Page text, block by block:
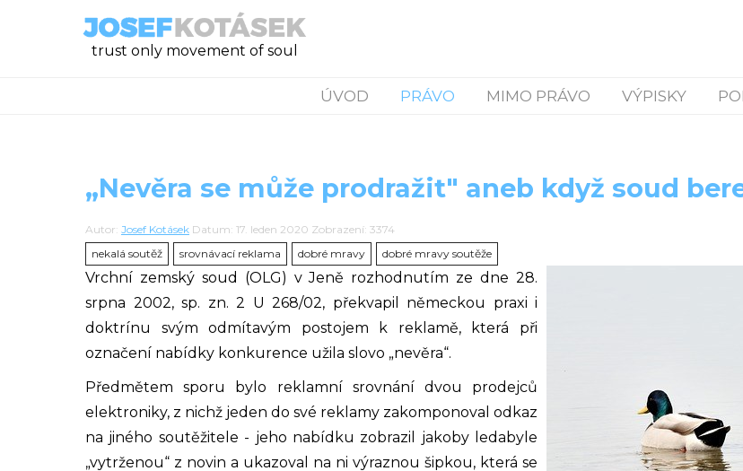
trust only movement of soul
ÚVOD PRÁVO MIMO PRÁVO VÝPISKY
„Nevěra se může prodražit" aneb když soud
Autor: Josef Kotásek Datum: 17. leden 2020 Zobrazení: 3374
nekalá soutěž
srovnávací reklama dobré mravy dobré mravy soutěže
Vrchní zemský soud (OLG) v Jeně rozhodnutím ze dne 28.
srpna 2002, sp. zn. 2 U 268/02, překvapil německou praxi i
doktrínu svým odmítavým postojem k reklamě, která při
označení nabídky konkurence užila slovo „nevěra“.
Předmětem sporu bylo reklamní srovnání dvou prodejců
elektroniky, z nichž jeden do své reklamy zakomponoval odkaz
na jiného soutěžitele - jeho nabídku zobrazil jakoby ledabyle
„vytrženou“ z novin a ukazoval na ni výraznou šipkou, která se